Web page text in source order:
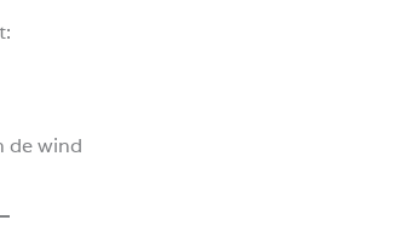
de wind